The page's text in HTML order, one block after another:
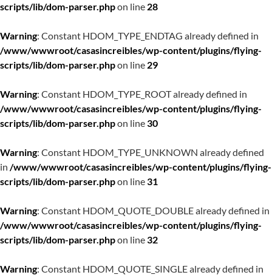
scripts/lib/dom-parser.phpon line 28
Warning: Constant HDOM_TYPE_ENDTAG already defined in
/www/wwwroot/casasincreibles/wp-content/plugins/flying-
scripts/lib/dom-parser.phpon line 29
Warning: Constant HDOM_TYPE_ROOT already defined in
/www/wwwroot/casasincreibles/wp-content/plugins/flying-
scripts/lib/dom-parser.phpon line30
Warning: Constant HDOM_TYPE_UNKNOWN already defined
in /www/wwwroot/casasincreibles/wp-content/plugins/flying-
scripts/lib/dom-parser.phpon line31
Warning: Constant HDOM_QUOTE_DOUBLE already defined in
/www/wwwroot/casasincreibles/wp-content/plugins/flying-
scripts/lib/dom-parser.phpon line32
Warning: Constant HDOM_QUOTE_SINGLE already defined in